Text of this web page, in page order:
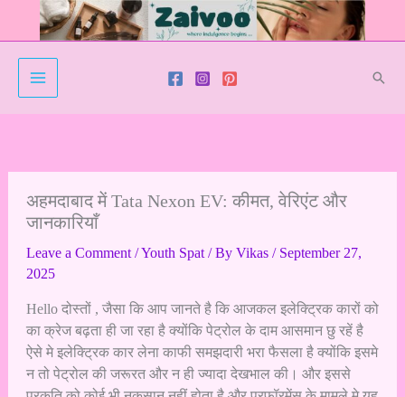
अहमदाबाद में Tata Nexon EV: कीमत, वेरिएंट और
जानकारियाँ
Leave a Comment /Youth Spat/ By Vikas / September 27,
2025
Hello दोस्तों , जैसा कि आप जानते है कि आजकल इलेक्ट्रिक कारों को
का क्रेज बढ़ता ही जा रहा है क्योंकि पेट्रोल के दाम आसमान छु रहें है
ऐसे मे इलेक्ट्रिक कार लेना काफी समझदारी भरा फैसला है क्योंकि इसमे
न तो पेट्रोल की जरूरत और न ही ज्यादा देखभाल की। और इससे